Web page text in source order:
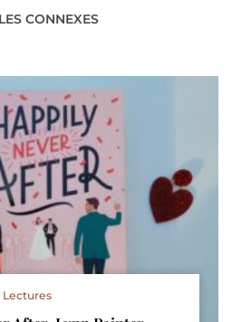
CONNEXES
Lectures